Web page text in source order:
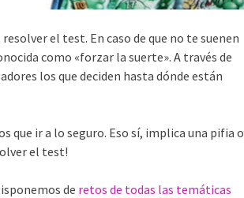
el test. En caso de que no te suenen
como «forzar la suerte». A través de
los que deciden hasta dónde están
que ir a lo seguro. Eso sí, implica una pifia o
el test!
de retos de todas las temáticas